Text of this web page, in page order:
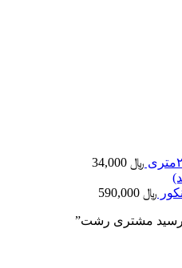
﷼
﷼
مشتری رشت”